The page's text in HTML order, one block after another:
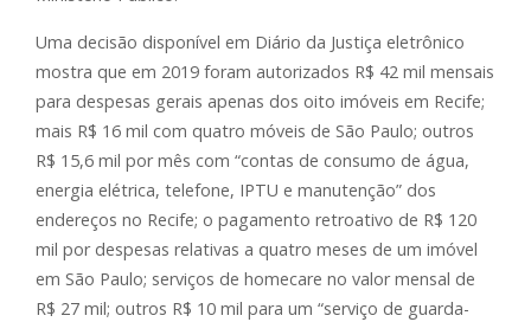
Uma decisão disponível em Diário da Justiça eletrônico
mostra que em 2019 foram autorizados R$ 42 mil mensais
para despesas gerais apenas dos oito imóveis em Recife;
mais R$ 16 mil com quatro móveis de São Paulo; outros
R$ 15,6 mil por mês com “contas de consumo de água,
energia elétrica, telefone, IPTU e manutenção” dos
endereços no Recife; o pagamento retroativo de R$ 120
mil por despesas relativas a quatro meses de um imóvel
em São Paulo; serviços de homecare no valor mensal de
R$ 27 mil; outros R$ 10 mil para um “serviço de guarda-